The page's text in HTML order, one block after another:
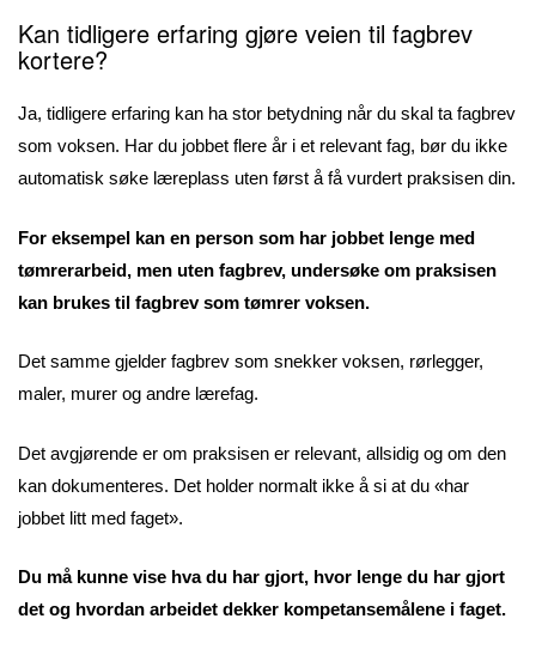
Kan tidligere erfaring gjøre veien til fagbrev
kortere?
Ja, tidligere erfaring kan ha stor betydning når du skal ta fagbrev
som voksen. Har du jobbet flere år i et relevant fag, bør du ikke
automatisk søke læreplass uten først å få vurdert praksisen din.
For eksempel kan en person som har jobbet lenge med
tømrerarbeid, men uten fagbrev, undersøke om praksisen
kan brukes til fagbrev som tømrer voksen.
Det samme gjelder fagbrev som snekker voksen, rørlegger,
maler, murer og andre lærefag.
Det avgjørende er om praksisen er relevant, allsidig og om den
kan dokumenteres. Det holder normalt ikke å si at du «har
jobbet litt med faget».
Du må kunne vise hva du har gjort, hvor lenge du har gjort
det og hvordan arbeidet dekker kompetansemålene i faget.